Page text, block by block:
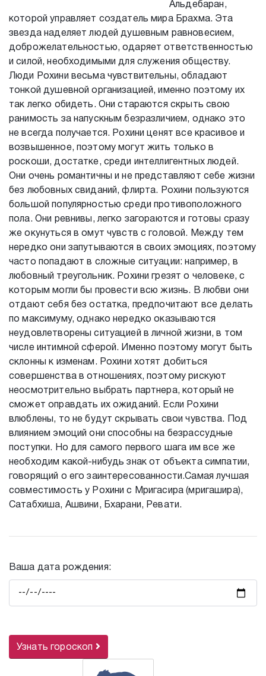
Альдебаран,
которой управляет создатель мира Брахма. Эта
звезда наделяет людей душевным равновесием,
доброжелательностью, одаряет ответственностью
и силой, необходимыми для служения обществу.
Люди Рохини весьма чувствительны, обладают
тонкой душевной организацией, именно поэтому их
так легко обидеть. Они стараются скрыть свою
ранимость за напускным безразличием, однако это
не всегда получается. Рохини ценят все красивое и
возвышенное, поэтому могут жить только в
роскоши, достатке, среди интеллигентных людей.
Они очень романтичны и не представляют себе жизни
без любовных свиданий, флирта. Рохини пользуются
большой популярностью среди противоположного
пола. Они ревнивы, легко загораются и готовы сразу
же окунуться в омут чувств с головой. Между тем
нередко они запутываются в своих эмоциях, поэтому
часто попадают в сложные ситуации: например, в
любовный треугольник. Рохини грезят о человеке, с
которым могли бы провести всю жизнь. В любви они
отдают себя без остатка, предпочитают все делать
по максимуму, однако нередко оказываются
неудовлетворены ситуацией в личной жизни, в том
числе интимной сферой. Именно поэтому могут быть
склонны к изменам. Рохини хотят добиться
совершенства в отношениях, поэтому рискуют
неосмотрительно выбрать партнера, который не
сможет оправдать их ожиданий. Если Рохини
влюблены, то не будут скрывать свои чувства. Под
влиянием эмоций они способны на безрассудные
поступки. Но для самого первого шага им все же
необходим какой-нибудь знак от объекта симпатии,
говорящий о его заинтересованности.Самая лучшая
совместимость у Рохини с Мригасира (мригашира),
Сатабхиша, Ашвини, Бхарани, Ревати.
Ваша дата рождения:
Узнать гороскоп